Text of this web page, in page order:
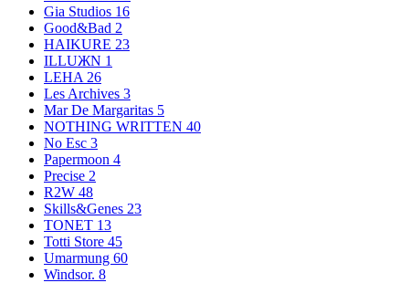
Gia Studios 16
Good&Bad 2
HAIKURE 23
ILLUЖN 1
LEHA 26
Les Archives 3
Mar De Margaritas 5
NOTHING WRITTEN 40
No Esc 3
Papermoon 4
Precise 2
R2W 48
Skills&Genes 23
TONET 13
Totti Store 45
Umarmung 60
Windsor. 8